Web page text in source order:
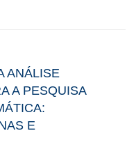
ANÁLISE
A PESQUISA
E